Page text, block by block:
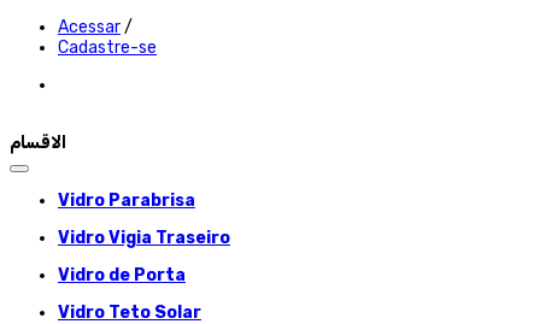
Acessar/
Cadastre-se
الاقسام
Vidro Parabrisa
Vidro Vigia Traseiro
Vidro de Porta
Vidro Teto Solar